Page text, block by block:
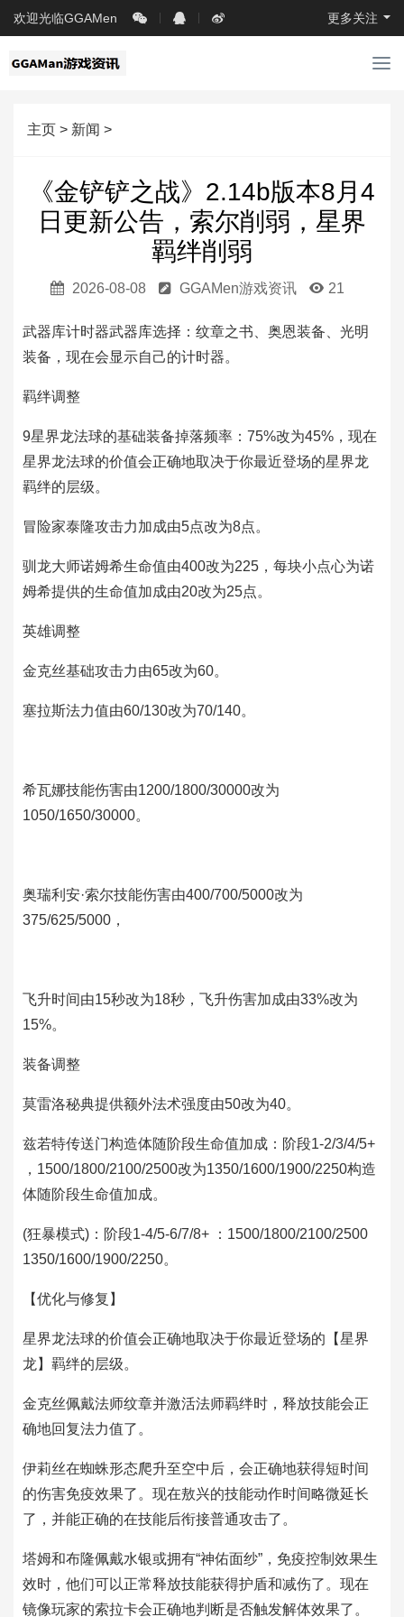
欢迎光临GGAMen 更多关注
导
主页 > 新闻 >
《金铲铲之战》2.14b版本8月4
日更新公告，索尔削弱，星界
羁绊削弱
2026-08-08 GGAMen游戏资讯 21
武器库计时器武器库选择：纹章之书、奥恩装备、光明
装备，现在会显示自己的计时器。
羁绊调整
9星界龙法球的基础装备掉落频率：75%改为45%，现在
星界龙法球的价值会正确地取决于你最近登场的星界龙
羁绊的层级。
冒险家泰隆攻击力加成由5点改为8点。
驯龙大师诺姆希生命值由400改为225，每块小点心为诺
姆希提供的生命值加成由20改为25点。
英雄调整
金克丝基础攻击力由65改为60。
塞拉斯法力值由60/130改为70/140。
希瓦娜技能伤害由1200/1800/30000改为
1050/1650/30000。
奥瑞利安·索尔技能伤害由400/700/5000改为
375/625/5000，
飞升时间由15秒改为18秒，飞升伤害加成由33%改为
15%。
装备调整
莫雷洛秘典提供额外法术强度由50改为40。
兹若特传送门构造体随阶段生命值加成：阶段1-2/3/4/5+
，1500/1800/2100/2500改为1350/1600/1900/2250构造
体随阶段生命值加成。
(狂暴模式)：阶段1-4/5-6/7/8+ ：1500/1800/2100/2500
1350/1600/1900/2250。
【优化与修复】
星界龙法球的价值会正确地取决于你最近登场的【星界
龙】羁绊的层级。
金克丝佩戴法师纹章并激活法师羁绊时，释放技能会正
确地回复法力值了。
伊莉丝在蜘蛛形态爬升至空中后，会正确地获得短时间
的伤害免疫效果了。现在敖兴的技能动作时间略微延长
了，并能正确的在技能后衔接普通攻击了。
塔姆和布隆佩戴水银或拥有“神佑面纱”，免疫控制效果生
效时，他们可以正常释放技能获得护盾和减伤了。现在
镜像玩家的索拉卡会正确地判断是否触发解体效果了。